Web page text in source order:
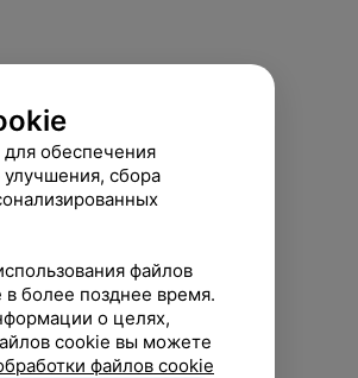
обеспечения
улучшения, сбора
файлов
в более позднее время.
о целях,
cookie вы можете
файлов cookie